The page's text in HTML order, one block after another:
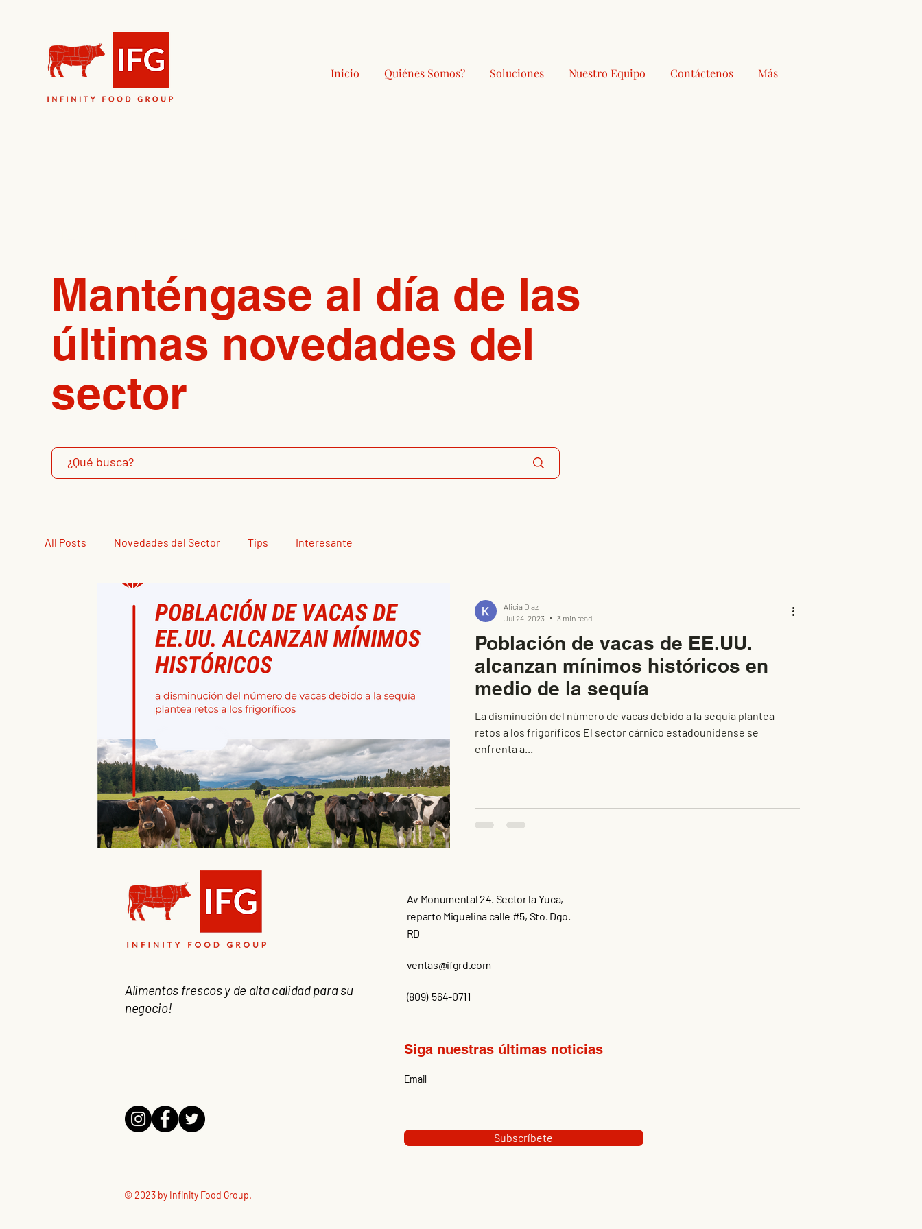
Inicio Quiénes Somos? Soluciones Nuestro Equipo Contáctenos Más
Manténgase al día de las
últimas novedades del
sector
All Posts Novedades del Sector Tips Interesante
Población de vacas de EE.UU.
alcanzan mínimos históricos en
medio de la sequía
La disminución del número de vacas debido a la sequía plantea
retos a los frigoríficos El sector cárnico estadounidense se
enfrenta a...
Alicia Diaz
Jul 24, 2023
3 min read
Alimentos frescos y de alta calidad para su
negocio!
© 2023 by Infinity Food Group.
Av Monumental 24. Sector la Yuca,
reparto Miguelina calle #5, Sto. Dgo.
RD
ventas@ifgrd.com
(809) 564-0711
Siga nuestras últimas noticias
Email
Subscríbete